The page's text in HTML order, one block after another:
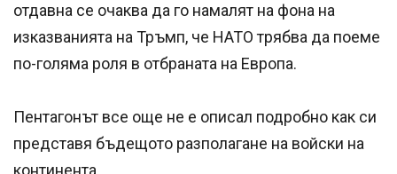
отдавна се очаква да го намалят на фона на
изказванията на Тръмп, че НАТО трябва да поеме
по-голяма роля в отбраната на Европа.
Пентагонът все още не е описал подробно как си
представя бъдещото разполагане на войски на